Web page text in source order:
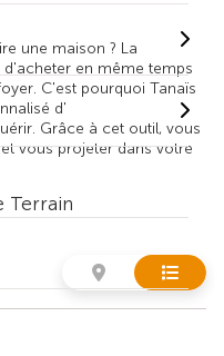
une maison ? La
en même temps
C'est pourquoi Tanaïs
d'
Grâce à cet outil, vous
vous projeter dans votre
Terrain